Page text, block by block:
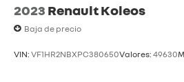
2023 Renault Koleos
Baja de precio
VIN: VF1HR2NBXPC380650Valores: 49630